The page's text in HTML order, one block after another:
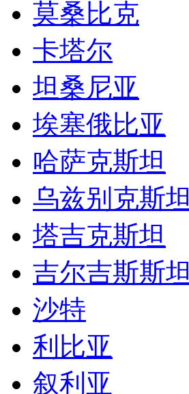
莫桑比克
卡塔尔
坦桑尼亚
埃塞俄比亚
哈萨克斯坦
乌兹别克斯坦
塔吉克斯坦
吉尔吉斯斯坦
沙特
利比亚
叙利亚